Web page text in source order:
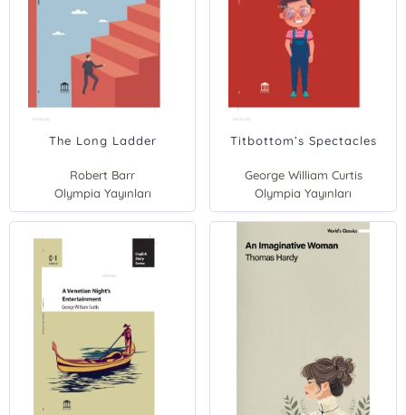
The Long Ladder
Robert Barr
Olympia Yayınları
Titbottom’s Spectacles
George William Curtis
Olympia Yayınları